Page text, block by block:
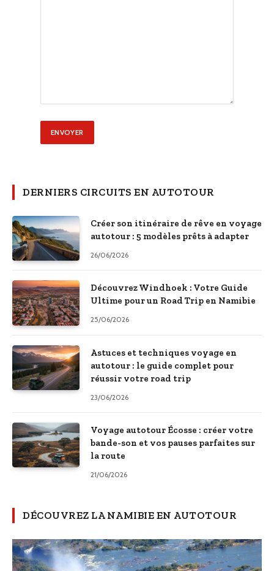
DERNIERS CIRCUITS EN AUTOTOUR
Créer son itinéraire de rêve en voyage
autotour : 5 modèles prêts à adapter
26/06/2026
Découvrez Windhoek : Votre Guide
Ultime pour un Road Trip en Namibie
25/06/2026
Astuces et techniques voyage en
autotour : le guide complet pour
réussir votre road trip
23/06/2026
Voyage autotour Écosse : créer votre
bande-son et vos pauses parfaites sur
la route
21/06/2026
DÉCOUVREZ LA NAMIBIE EN AUTOTOUR